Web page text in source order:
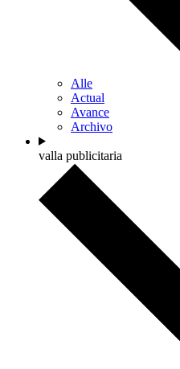
Alle
Actual
Avance
Archivo
valla publicitaria